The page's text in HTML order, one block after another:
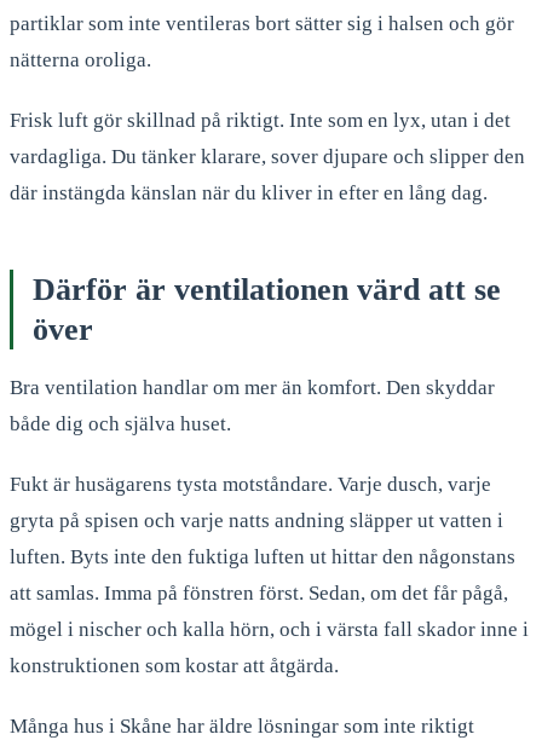
partiklar som inte ventileras bort sätter sig i halsen och gör
nätterna oroliga.
Frisk luft gör skillnad på riktigt. Inte som en lyx, utan i det
vardagliga. Du tänker klarare, sover djupare och slipper den
där instängda känslan när du kliver in efter en lång dag.
Därför är ventilationen värd att se
över
Bra ventilation handlar om mer än komfort. Den skyddar
både dig och själva huset.
Fukt är husägarens tysta motståndare. Varje dusch, varje
gryta på spisen och varje natts andning släpper ut vatten i
luften. Byts inte den fuktiga luften ut hittar den någonstans
att samlas. Imma på fönstren först. Sedan, om det får pågå,
mögel i nischer och kalla hörn, och i värsta fall skador inne i
konstruktionen som kostar att åtgärda.
Många hus i Skåne har äldre lösningar som inte riktigt